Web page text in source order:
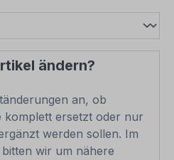
ändern?
an, ob
komplett ersetzt oder nur
werden sollen. Im
wir um nähere